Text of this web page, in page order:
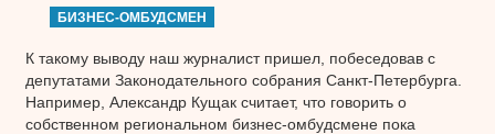
БИЗНЕС-ОМБУДСМЕН
К такому выводу наш журналист пришел, побеседовав с
депутатами Законодательного собрания Санкт-Петербурга.
Например, Александр Кущак считает, что говорить о
собственном региональном бизнес-омбудсмене пока